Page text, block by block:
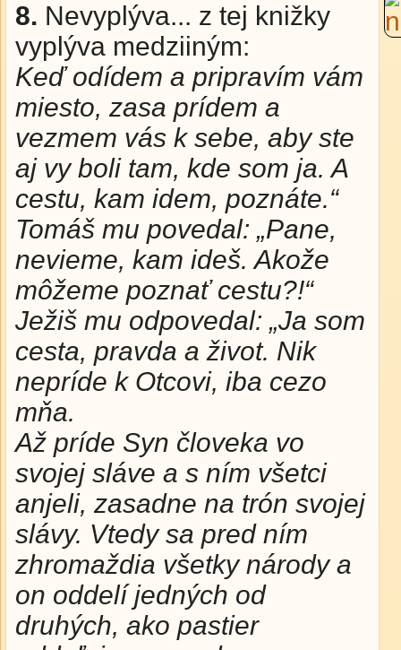
8. Nevyplýva... z tej knižky
vyplýva medziiným:
Keď odídem a pripravím vám
miesto, zasa prídem a
vezmem vás k sebe, aby ste
aj vy boli tam, kde som ja. A
cestu, kam idem, poznáte.“
Tomáš mu povedal: „Pane,
nevieme, kam ideš. Akože
môžeme poznať cestu?!“
Ježiš mu odpovedal: „Ja som
cesta, pravda a život. Nik
nepríde k Otcovi, iba cezo
mňa.
Až príde Syn človeka vo
svojej sláve a s ním všetci
anjeli, zasadne na trón svojej
slávy. Vtedy sa pred ním
zhromaždia všetky národy a
on oddelí jedných od
druhých, ako pastier